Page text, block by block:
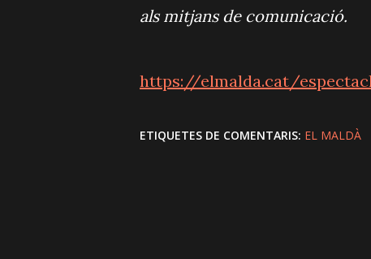
als mitjans de comunicació.
https://elmalda.cat/
ETIQUETES DE COMENTARIS: EL MALDÀ